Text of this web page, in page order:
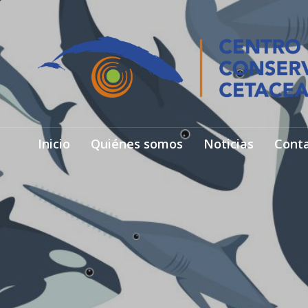
Inicio Quiénes somos Noticias